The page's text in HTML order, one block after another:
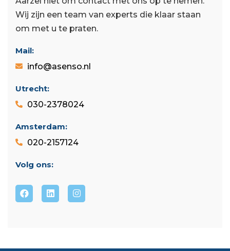
Wij zijn een team van experts die klaar staan ​​
om met u te praten.
Mail:
info@asenso.nl
Utrecht:
030-2378024
Amsterdam:
020-2157124
Volg ons: